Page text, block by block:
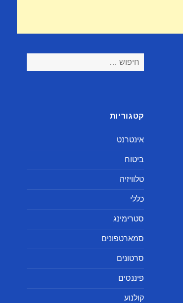
חיפוש:
קטגוריות
אינטרנט
ביטוח
טלוויזיה
כללי
סטרימינג
סמארטפונים
סרטונים
פיננסים
קולנוע